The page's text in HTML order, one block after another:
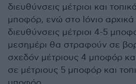
διευθύνσεις μέτριοι και
μποφόρ, ενώ στο Ιόνιο
διευθύνσεις μέτριοι 4-5
μεσημέρι θα στραφούν σε
σχεδόν μέτριους 4 μποφόρ
σε μέτριους 5 μποφόρ και